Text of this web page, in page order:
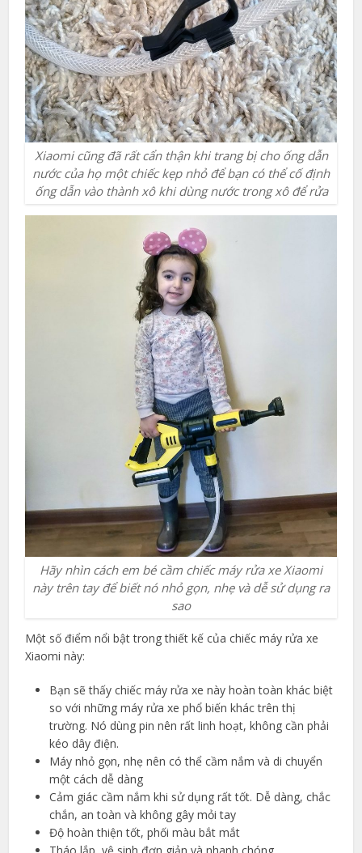
Xiaomi cũng đã rất cẩn thận khi trang bị cho ống dẫn
nước của họ một chiếc kẹp nhỏ để bạn có thể cố định
ống dẫn vào thành xô khi dùng nước trong xô để rửa
Hãy nhìn cách em bé cầm chiếc máy rửa xe Xiaomi
này trên tay để biết nó nhỏ gọn, nhẹ và dễ sử dụng ra
sao
Một số điểm nổi bật trong thiết kế của chiếc máy rửa xe
Xiaomi này:
Bạn sẽ thấy chiếc máy rửa xe này hoàn toàn khác biệt
so với những máy rửa xe phổ biến khác trên thị
trường. Nó dùng pin nên rất linh hoạt, không cần phải
kéo dây điện.
Máy nhỏ gọn, nhẹ nên có thể cầm nắm và di chuyển
một cách dễ dàng
Cảm giác cầm nắm khi sử dụng rất tốt. Dễ dàng, chắc
chắn, an toàn và không gây mỏi tay
Độ hoàn thiện tốt, phối màu bắt mắt